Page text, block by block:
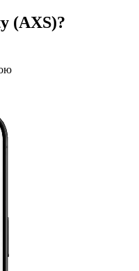
(AXS)?